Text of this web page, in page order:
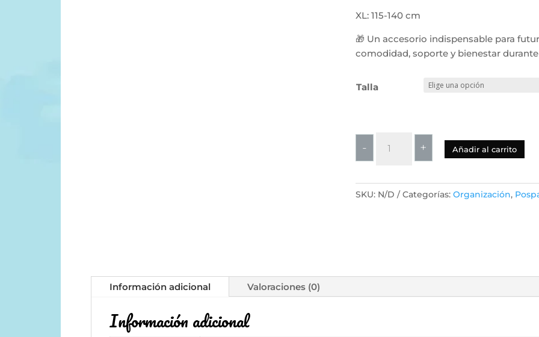
XL: 115-140 cm
🎁 Un accesorio indispensable para
comodidad, soporte y bienestar
Talla
-
3
en
|
+ Añadir al carrito
SKU: N/D Categorías: Organización,
Información adicional Valoraciones (0)
Información adicional